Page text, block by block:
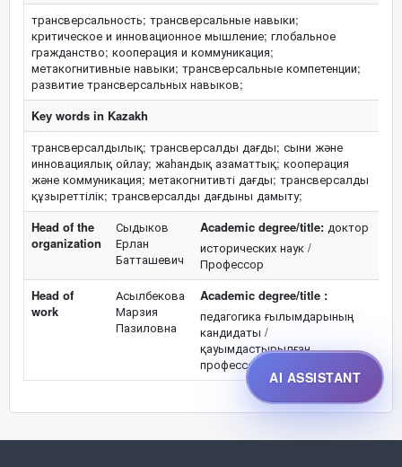
трансверсальность; трансверсальные навыки;
критическое и инновационное мышление; глобальное
гражданство; кооперация и коммуникация;
метакогнитивные навыки; трансверсальные компетенции;
развитие трансверсальных навыков;
Key words in Kazakh
трансверсалдылық; трансверсалды дағды; сыни және
инновациялық ойлау; жаһандық азаматтық; кооперация
және коммуникация; метакогнитивті дағды; трансверсалды
құзыреттілік; трансверсалды дағдыны дамыту;
Head of the
organization
Сыдыков
Ерлан
Батташевич
Academic degree/title: доктор
исторических наук /
Профессор
Head of
work
Асылбекова
Марзия
Пазиловна
Academic degree/title :
педагогика ғылымдарының
кандидаты /
қауымдастырылған
профессор
AI ASSISTANT